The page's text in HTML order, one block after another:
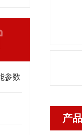
参数
产